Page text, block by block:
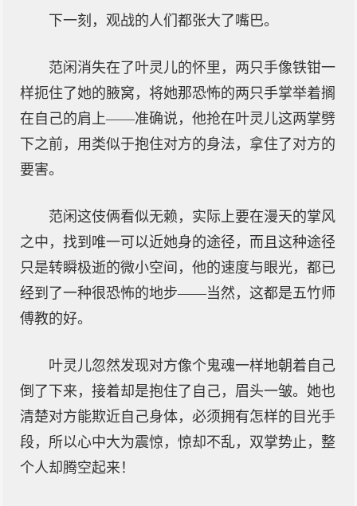
下一刻，观战的人们都张大了嘴巴。
范闲消失在了叶灵儿的怀里，两只手像铁钳一
样扼住了她的腋窝，将她那恐怖的两只手掌举着搁
在自己的肩上——准确说，他抢在叶灵儿这两掌劈
下之前，用类似于抱住对方的身法，拿住了对方的
要害。
范闲这伎俩看似无赖，实际上要在漫天的掌风
之中，找到唯一可以近她身的途径，而且这种途径
只是转瞬极逝的微小空间，他的速度与眼光，都已
经到了一种很恐怖的地步——当然，这都是五竹师
傅教的好。
叶灵儿忽然发现对方像个鬼魂一样地朝着自己
倒了下来，接着却是抱住了自己，眉头一皱。她也
清楚对方能欺近自己身体，必须拥有怎样的目光手
段，所以心中大为震惊，惊却不乱，双掌势止，整
个人却腾空起来！